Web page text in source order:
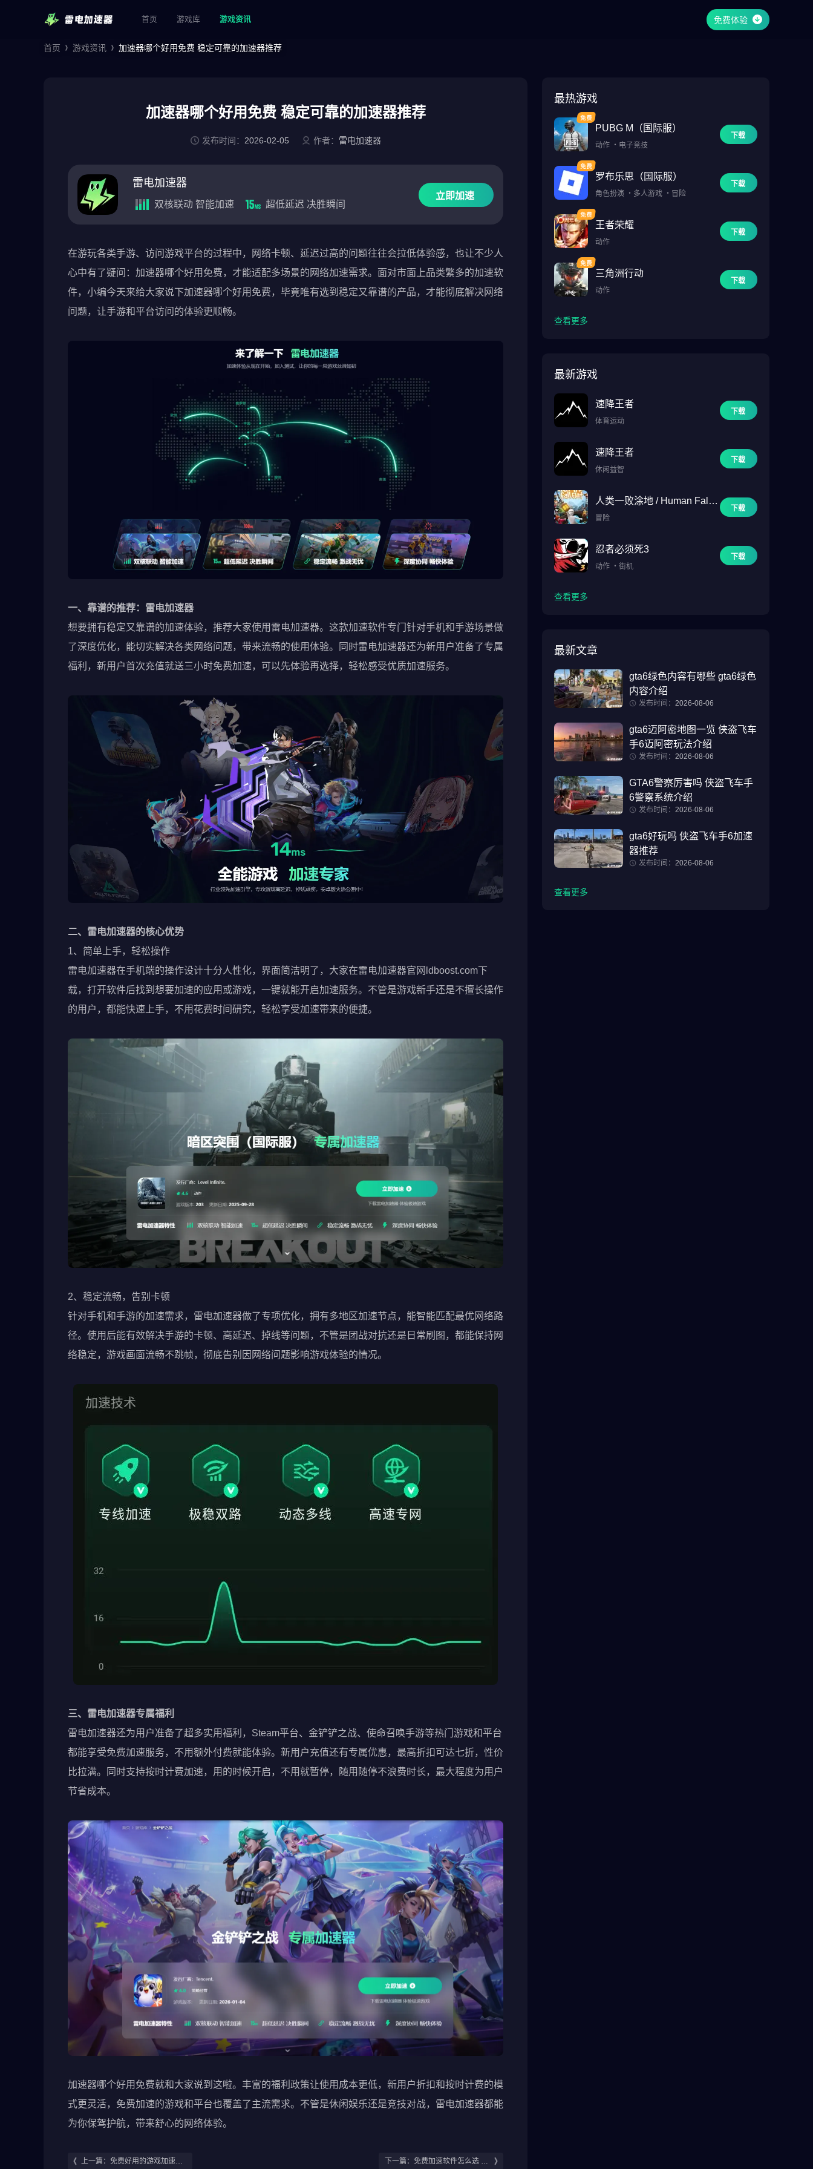
首页 游戏库 游戏资讯 免费体验
首页 游戏资讯 加速器哪个好用免费 稳定可靠的加速器推荐
加速器哪个好用免费 稳定可靠的加速器推荐
发布时间： 2026-02-05 作者： 雷电加速器
雷电加速器
双核联动 智能加速 超低延迟 决胜瞬间
立即加速
在游玩各类手游、访问游戏平台的过程中，网络卡顿、延迟过高的问题往往会拉低体验感，也让不少人
心中有了疑问：加速器哪个好用免费，才能适配多场景的网络加速需求。面对市面上品类繁多的加速软
件，小编今天来给大家说下加速器哪个好用免费，毕竟唯有选到稳定又靠谱的产品，才能彻底解决网络
问题，让手游和平台访问的体验更顺畅。
一、靠谱的推荐：雷电加速器
想要拥有稳定又靠谱的加速体验，推荐大家使用雷电加速器。这款加速软件专门针对手机和手游场景做
了深度优化，能切实解决各类网络问题，带来流畅的使用体验。同时雷电加速器还为新用户准备了专属
福利，新用户首次充值就送三小时免费加速，可以先体验再选择，轻松感受优质加速服务。
二、雷电加速器的核心优势
1、简单上手，轻松操作
雷电加速器在手机端的操作设计十分人性化，界面简洁明了，大家在雷电加速器官网ldboost.com下
载，打开软件后找到想要加速的应用或游戏，一键就能开启加速服务。不管是游戏新手还是不擅长操作
的用户，都能快速上手，不用花费时间研究，轻松享受加速带来的便捷。
2、稳定流畅，告别卡顿
针对手机和手游的加速需求，雷电加速器做了专项优化，拥有多地区加速节点，能智能匹配最优网络路
径。使用后能有效解决手游的卡顿、高延迟、掉线等问题，不管是团战对抗还是日常刷图，都能保持网
络稳定，游戏画面流畅不跳帧，彻底告别因网络问题影响游戏体验的情况。
三、雷电加速器专属福利
雷电加速器还为用户准备了超多实用福利，Steam平台、金铲铲之战、使命召唤手游等热门游戏和平台
都能享受免费加速服务，不用额外付费就能体验。新用户充值还有专属优惠，最高折扣可达七折，性价
比拉满。同时支持按时计费加速，用的时候开启，不用就暂停，随用随停不浪费时长，最大程度为用户
节省成本。
加速器哪个好用免费就和大家说到这啦。丰富的福利政策让使用成本更低，新用户折扣和按时计费的模
式更灵活，免费加速的游戏和平台也覆盖了主流需求。不管是休闲娱乐还是竞技对战，雷电加速器都能
为你保驾护航，带来舒心的网络体验。
上一篇：免费好用的游戏加速器 下一篇：免费加速软件怎么选 免
最热游戏
PUBG M（国际服）
动作 ・ 电子竞技
下载
罗布乐思（国际服）
角色扮演 ・ 多人游戏 ・ 冒险
下载
王者荣耀
动作
下载
三角洲行动
动作
下载
查看更多
最新游戏
速降王者
体育运动
下载
速降王者
休闲益智
下载
人类一败涂地 / Human Fall F
lat
冒险
下载
忍者必须死3
动作 ・ 街机
下载
查看更多
最新文章
gta6绿色内容有哪些 gta6绿色
内容介绍
发布时间： 2026-08-06
gta6迈阿密地图一览 侠盗飞车
手6迈阿密玩法介绍
发布时间： 2026-08-06
GTA6警察厉害吗 侠盗飞车手
6警察系统介绍
发布时间： 2026-08-06
gta6好玩吗 侠盗飞车手6加速
器推荐
发布时间： 2026-08-06
查看更多